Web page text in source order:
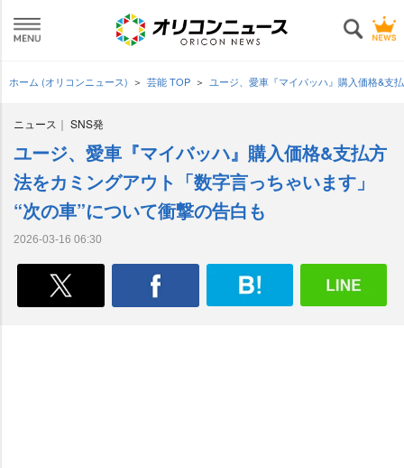
ホーム (オリコンニュース) 芸能 TOP ユージ、愛車『マイバッハ』購入価格&支
ニュース SNS発
ユージ、愛車『マイバッハ』購入価格&支払方
法をカミングアウト「数字言っちゃいます」
“次の車”について衝撃の告白も
2026-03-16 06:30